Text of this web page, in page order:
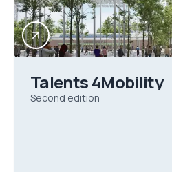
Talents 4Mobility
Second edition